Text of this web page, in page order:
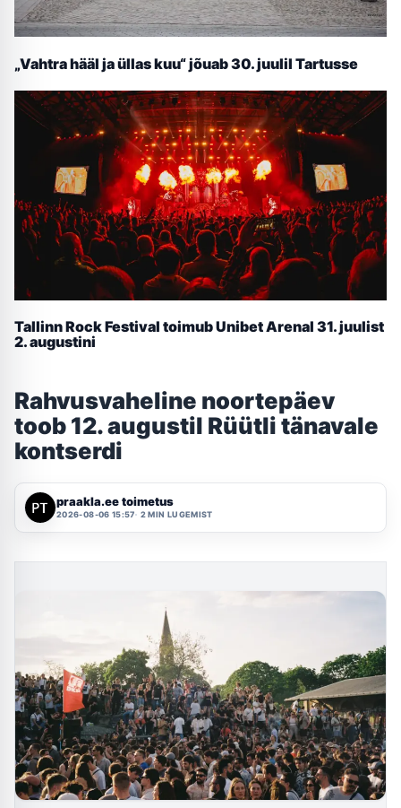
„Vahtra hääl ja üllas kuu“ jõuab 30. juulil Tartusse
Tallinn Rock Festival toimub Unibet Arenal 31. juulist
2. augustini
Rahvusvaheline noortepäev
toob 12. augustil Rüütli tänavale
kontserdi
praakla.ee toimetus
2026-08-06 15:57 2 MIN LUGEMIST